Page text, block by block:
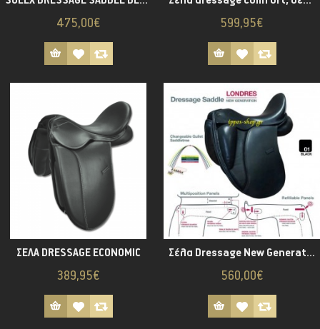
475,00€ 599,95€
ΣΕΛΑ DRESSAGE ECONOMIC
389,95€
Σέλα Dressage New Generation
560,00€